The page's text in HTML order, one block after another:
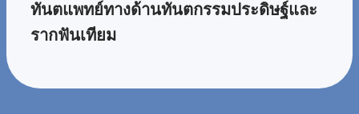
ทันตแพทย์ทางด้านทันตกรรมประดิษฐ์และ
รากฟันเทียม